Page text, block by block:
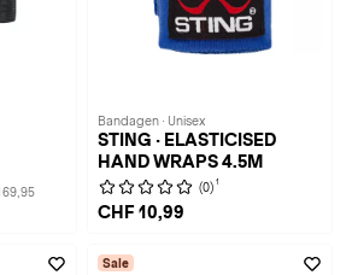
Bandagen · Unisex
STING · ELASTICISED
HAND WRAPS 4.5M
(0) 1
CHF 10,99
Sale